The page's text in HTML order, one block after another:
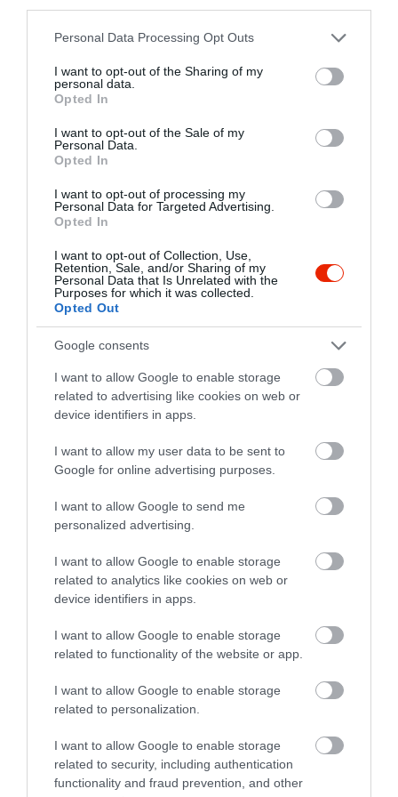
Please note that this website/app uses one or more Google
not limited to your visit or usage behaviour. You may click to
grant or deny consent to Google and its third-party tags to
use your data for below specified purposes in below Google
consent section.
Personal Data Processing Opt Outs
I want to opt-out of the Sharing of my
personal data.
Opted In
I want to opt-out of the Sale of my
Personal Data.
Opted In
I want to opt-out of processing my
Personal Data for Targeted Advertising.
Opted In
I want to opt-out of Collection, Use,
Retention, Sale, and/or Sharing of my
Personal Data that Is Unrelated with the
Purposes for which it was collected.
Opted Out
Google consents
I want to allow Google to enable storage
related to advertising like cookies on web or
device identifiers in apps.
I want to allow my user data to be sent to
Google for online advertising purposes.
I want to allow Google to send me
personalized advertising.
I want to allow Google to enable storage
related to analytics like cookies on web or
device identifiers in apps.
I want to allow Google to enable storage
related to functionality of the website or app.
I want to allow Google to enable storage
related to personalization.
I want to allow Google to enable storage
related to security, including authentication
functionality and fraud prevention, and other
Sobri Halászcsárda 3.3
Csárda Étterem
3.0
Gastropub
Étterem
Csárda
Magyar Étterem Étterem
Szórakozóhely
Malom Étterem & Bowling 4.9
$$
Czibolya Cukrászda 2.0
$
Cukrászda
Kávézó Fagyizó
Kocsma
Első Bajai Rétesház
$
The Riverside Pub